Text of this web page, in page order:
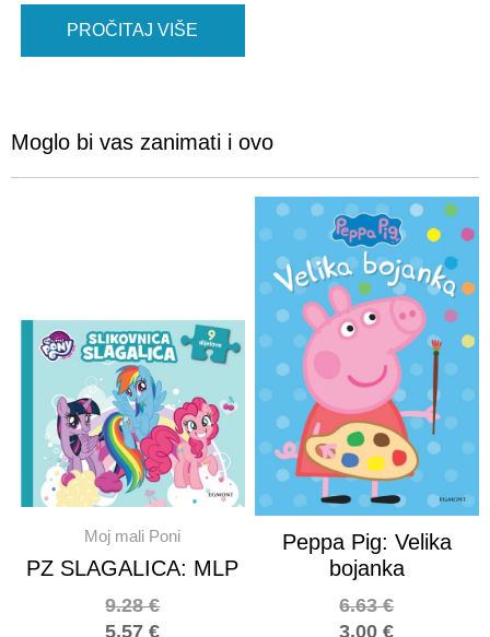
PROČITAJ VIŠE
Moglo bi vas zanimati i ovo
Moj mali Poni
PZ SLAGALICA: MLP
5.57€
9.28€
Peppa Pig: Velika
bojanka
3.00€
6.63€